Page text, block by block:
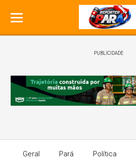
PUBLICIDADE
Geral Pará Política